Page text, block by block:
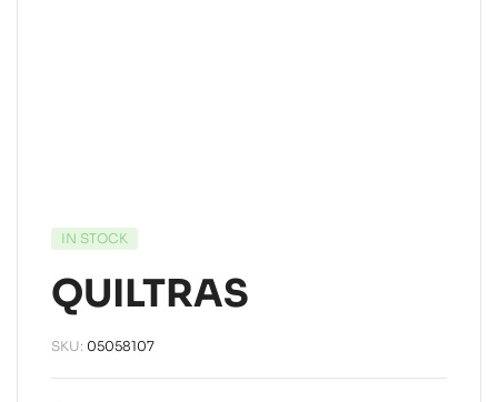
IN STOCK
QUILTRAS
SKU: 05058107